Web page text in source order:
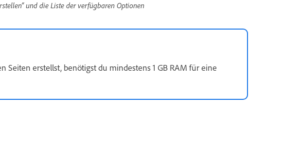
und die Liste der verfügbaren Optionen
Seiten erstellst, benötigst du mindestens 1 GB RAM für eine